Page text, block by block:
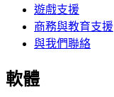
遊戲支援
商務與教育支援
與我們聯絡
軟體